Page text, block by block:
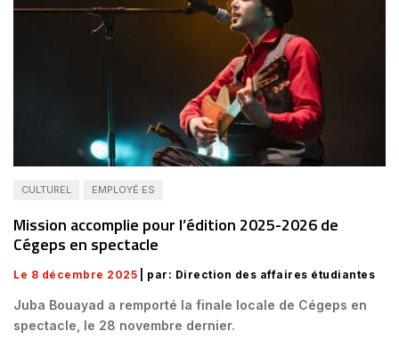
CULTUREL EMPLOYÉ·ES
Mission accomplie pour l’édition 2025-2026 de
Cégeps en spectacle
Le 8 décembre 2025 | par: Direction des affaires étudiantes
Juba Bouayad a remporté la finale locale de Cégeps en
spectacle, le 28 novembre dernier.